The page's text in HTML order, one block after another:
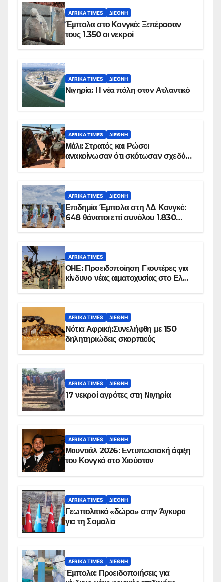
AFRIKA TIMES ΔΙΕΘΝΉ
Έμπολα στο Κονγκό: Ξεπέρασαν
τους 1.350 οι νεκροί
AFRIKA TIMES ΔΙΕΘΝΉ
Νιγηρία: Η νέα πόλη στον Ατλαντικό
AFRIKA TIMES ΔΙΕΘΝΉ
Μάλι: Στρατός και Ρώσοι
ανακοίνωσαν ότι σκότωσαν σχεδόν
AFRIKA TIMES ΔΙΕΘΝΉ
Επιδημία Έμπολα στη ΛΔ Κονγκό:
648 θάνατοι επί συνόλου 1.830
AFRIKA TIMES
ΟΗΕ: Προειδοποίηση Γκουτέρες για
κίνδυνο νέας αιματοχυσίας στο Ελ
AFRIKA TIMES ΔΙΕΘΝΉ
Νότια Αφρική:Συνελήφθη με 150
δηλητηριώδεις σκορπιούς
AFRIKA TIMES ΔΙΕΘΝΉ
17 νεκροί αγρότες στη Νιγηρία
AFRIKA TIMES ΔΙΕΘΝΉ
Μουντιάλ 2026: Εντυπωσιακή άφιξη
του Κονγκό στο Χιούστον
AFRIKA TIMES ΔΙΕΘΝΉ
Γεωπολιτικό «δώρο» στην Άγκυρα
για τη Σομαλία
AFRIKA TIMES ΔΙΕΘΝΉ
Έμπολα: Προειδοποιήσεις για